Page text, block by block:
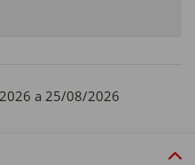
a 25/08/2026